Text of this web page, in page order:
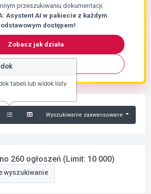
przeszukiwaniu dokumentacji.
Asystent AI w pakiecie z każdym
dostępem!
Zobacz jak działa
Wyszukiwanie zaawansowane
260 ogłoszeń (Limit: 10 000)
wyszukiwanie
tabeli lub widok listy